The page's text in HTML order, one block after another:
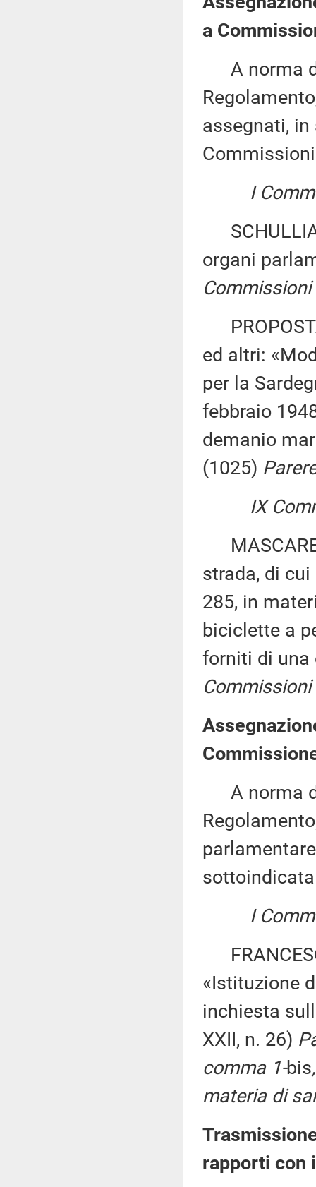
a
A norma
assegnati,
I
organi
Commissioni
ed altri:
per la
febbraio
demanio
(1025)
IX
strada, di
285, in
biciclette a
forniti di una
Commissioni
A norma
I
«Istituzione
inchiesta
XXII, n. 26)
comma 1-bis
materia di
rapporti con